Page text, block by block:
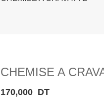
CHEMISE A
170,000 DT